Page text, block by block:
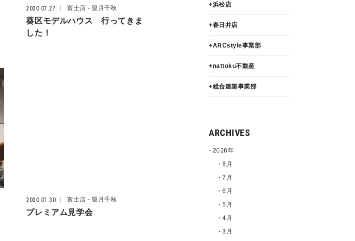
2020.07.27 富士店- 望月千秋
葵区モデルハウス 行ってきま
した！
2020.01.30 富士店- 望月千秋
プレミアム見学会
浜松店
春日井店
ARCstyle事業部
nattoku不動産
総合建築事業部
ARCHIVES
2026年
・8月
・7月
・6月
・5月
・4月
・3月